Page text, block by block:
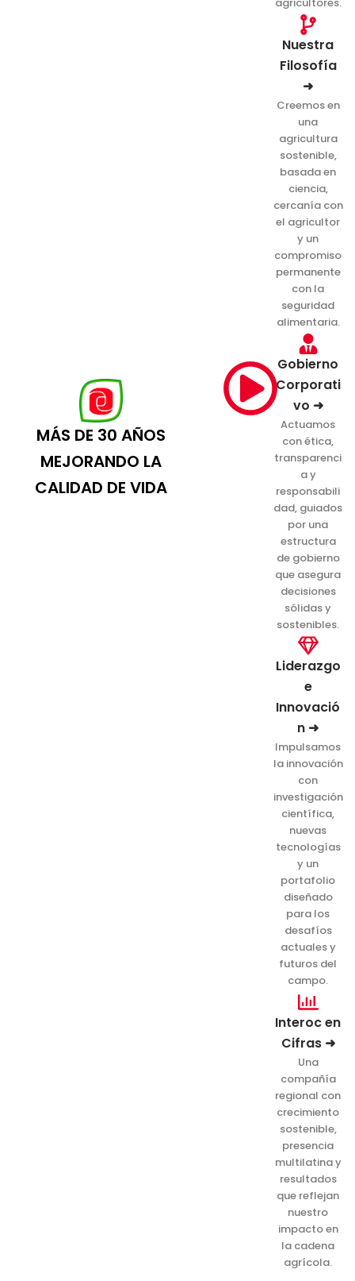
MÁS DE 30 AÑOS
MEJORANDO LA
CALIDAD DE VIDA
agricultores.
Nuestra
Filosofía
➜
Creemos en
una
agricultura
sostenible,
basada en
ciencia,
cercanía con
el agricultor
y un
compromiso
permanente
con la
seguridad
alimentaria.
Gobierno
Corporati
vo ➜
Actuamos
con ética,
transparenci
a y
responsabili
dad, guiados
por una
estructura
de gobierno
que asegura
decisiones
sólidas y
sostenibles.
Liderazgo
e
Innovació
n ➜
Impulsamos
la innovación
con
investigación
científica,
nuevas
tecnologías
y un
portafolio
diseñado
para los
desafíos
actuales y
futuros del
campo.
Interoc en
Cifras ➜
Una
compañía
regional con
crecimiento
sostenible,
presencia
multilatina y
resultados
que reflejan
nuestro
impacto en
la cadena
agrícola.